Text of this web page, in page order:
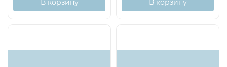
В корзину В корзину